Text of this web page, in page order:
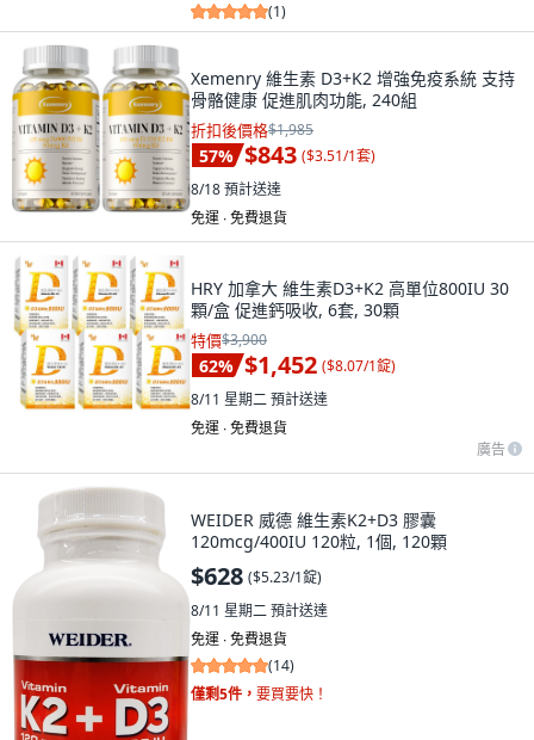
(1)
Xemenry 維生素 D3+K2 增強免疫系統 支持
骨骼健康 促進肌肉功能, 240組
折扣後價格$1,985
57% $843 ($3.51/1套)
8/18預計送達
免運 ∙ 免費退貨
HRY 加拿大 維生素D3+K2 高單位800IU 30
顆/盒 促進鈣吸收, 6套, 30顆
特價$3,900
62% $1,452 ($8.07/1錠)
8/11 星期二預計送達
免運 ∙ 免費退貨
廣告
WEIDER 威德 維生素K2+D3 膠囊
120mcg/400IU 120粒, 1個, 120顆
$628 ($5.23/1錠)
8/11 星期二預計送達
免運 ∙ 免費退貨
(14)
僅剩5件， 要買要快！